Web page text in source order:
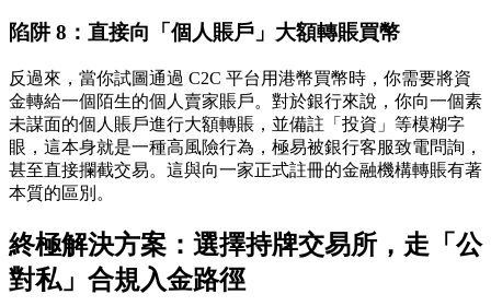
陷阱 8：直接向「個人賬戶」大額轉賬買幣
反過來，當你試圖通過 C2C 平台用港幣買幣時，你需要將資
金轉給一個陌生的個人賣家賬戶。對於銀行來說，你向一個素
未謀面的個人賬戶進行大額轉賬，並備註「投資」等模糊字
眼，這本身就是一種高風險行為，極易被銀行客服致電問詢，
甚至直接攔截交易。這與向一家正式註冊的金融機構轉賬有著
本質的區別。
終極解決方案：選擇持牌交易所，走「公
對私」合規入金路徑